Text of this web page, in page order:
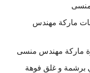
ماركة مهندس
ماركة مهندس منسى
برشمة و غلق فوهة